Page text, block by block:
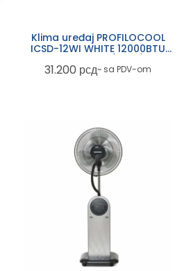
Klima uređaj PROFILOCOOL
ICSD-12WI WHITE 12000BTU
31.200 рсд~ sa PDV-om